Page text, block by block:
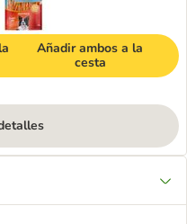
Añadir ambos a la
cesta